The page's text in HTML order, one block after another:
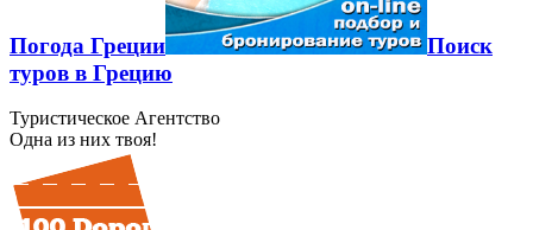
Погода Греции
Поиск
туров в Грецию
Туристическое Агентство
Одна из них твоя!